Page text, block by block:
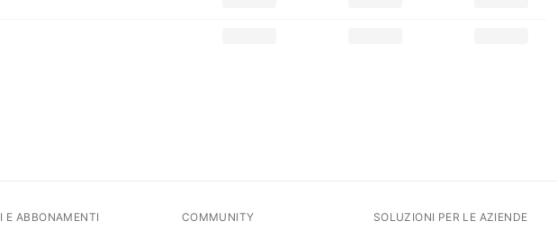
E ABBONAMENTI COMMUNITY SOLUZIONI PER LE AZIENDE